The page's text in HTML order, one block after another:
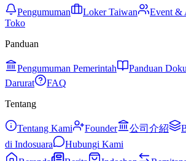
Pengumuman Loker Taiwan Event &
Toko
Panduan
Pengumuman Pemerintah Panduan
Darurat
FAQ
Tentang
Tentang Kami Founder 公司介紹
di Indosuara
Hubungi Kami